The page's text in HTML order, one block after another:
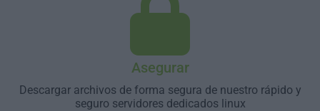
Asegurar
Descargar archivos de forma segura de nuestro rápido y
seguro servidores dedicados linux